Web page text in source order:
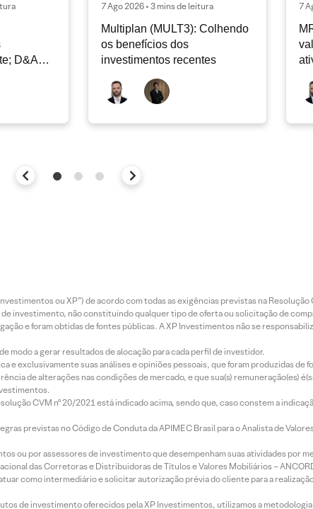
D&A
níveis
7 Ago 2026 • 3 mins de leitura
Multiplan (MULT3): Colhendo
os benefícios dos
investimentos recentes
7
ou XP”) de acordo com todas as exigências previstas na
investimento, não constituindo qualquer tipo de oferta ou solicitação de
e foram obtidas de fontes públicas. A XP Investimentos não se
modo a gerar resultados de alocação para cada perfil de investidor.
e exclusivamente suas análises e opiniões pessoais, que foram produzidas de
de alterações nas condições de mercado, e que sua(s) remuneração(es)
CVM nº 20/2021 está indicado acima, sendo que, caso constem a
previstas no Código de Conduta da APIMEC Brasil para o Analista de
ou por assessores de investimento que desempenham suas atividades por
das Corretoras e Distribuidoras de Títulos e Valores Mobiliários –
como intermediário e solicitar autorização prévia do cliente para a
de investimento oferecidos pela XP Investimentos, utilizamos a